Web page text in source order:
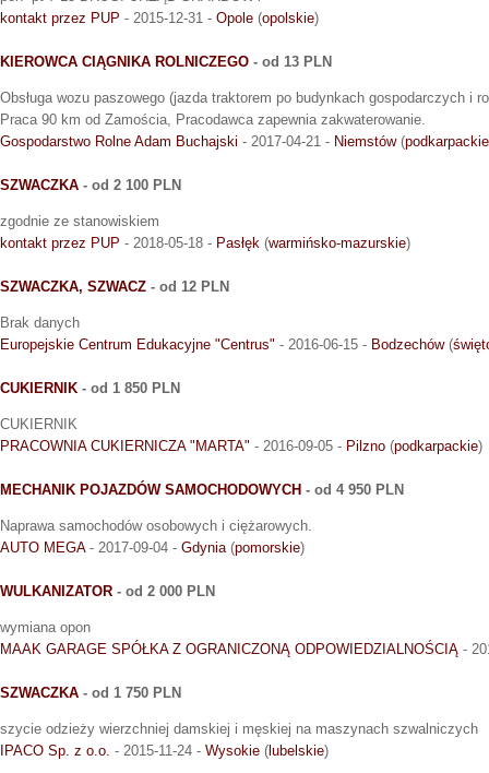
kontakt przez PUP - 2015-12-31 - Opole (opolskie)
KIEROWCA CIĄGNIKA ROLNICZEGO - od 13 PLN
Obsługa wozu paszowego (jazda traktorem po budynkach gospodarczych i
Praca 90 km od Zamościa, Pracodawca zapewnia zakwaterowanie.
Gospodarstwo Rolne Adam Buchajski - 2017-04-21 - Niemstów(podkarpackie
SZWACZKA - od 2 100 PLN
zgodnie ze stanowiskiem
kontakt przez PUP - 2018-05-18 - Pasłęk (warmińsko-mazurskie)
SZWACZKA, SZWACZ - od 12 PLN
Brak danych
Europejskie Centrum Edukacyjne "Centrus" - 2016-06-15 - Bodzechów(
CUKIERNIK - od 1 850 PLN
CUKIERNIK
PRACOWNIA CUKIERNICZA "MARTA" - 2016-09-05 - Pilzno (podkarpackie)
MECHANIK POJAZDÓW SAMOCHODOWYCH - od 4 950 PLN
Naprawa samochodów osobowych i ciężarowych.
AUTO MEGA- 2017-09-04 - Gdynia (pomorskie)
WULKANIZATOR - od 2 000 PLN
wymiana opon
MAAK GARAGE SPÓŁKA Z OGRANICZONĄ ODPOWIEDZIALNOŚCIĄ -
SZWACZKA - od 1 750 PLN
szycie odzieży wierzchniej damskiej i męskiej na maszynach szwalniczych
IPACO Sp. z o.o. - 2015-11-24 - Wysokie (lubelskie)